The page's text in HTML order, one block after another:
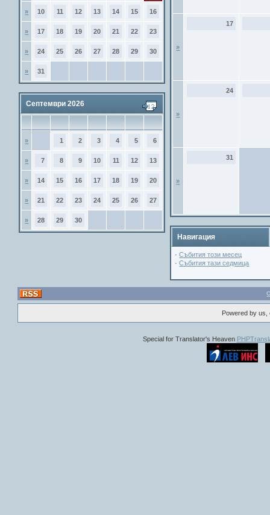
» 10 11 12 13 14 15 16
» 17 18 19 20 21 22 23
» 24 25 26 27 28 29 30
» 31
Септември 2026
» 1 2 3 4 5 6
» 7 8 9 10 11 12 13
» 14 15 16 17 18 19 20
» 21 22 23 24 25 26 27
» 28 29 30
»
17
»
24
»
31
Навигация
·Събития този месец
·Събития тази седмица
Powered by
Special for Translator's Heaven